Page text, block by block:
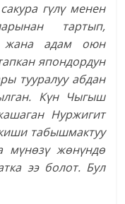
гүлү менен
тартып,
жана адам оюн
япондордун
тууралуу абдан
Күн Чыгыш
Нуржигит
табышмактуу
мүнөзү жөнүндө
ээ болот. Бул